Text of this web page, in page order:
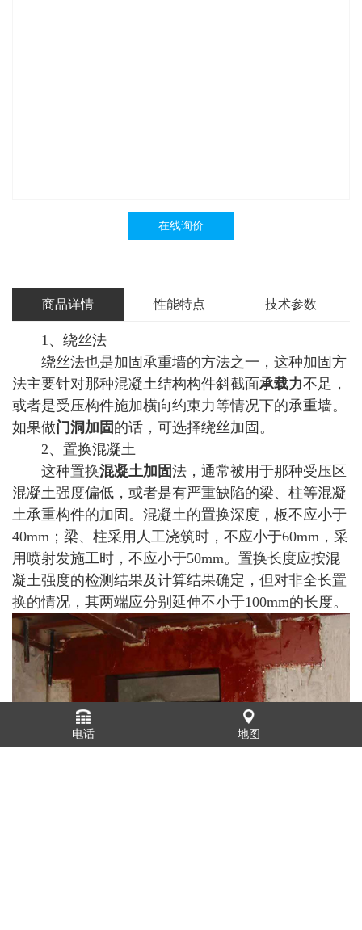
在线询价
商品详情 性能特点 技术参数
1、绕丝法
绕丝法也是加固承重墙的方法之一，这种加固方
法主要针对那种混凝土结构构件斜截面承载力不足，
或者是受压构件施加横向约束力等情况下的承重墙。
如果做门洞加固 的话，可选择绕丝加固。
2、置换混凝土
这种置换混凝土加固法，通常被用于那种受压区
混凝土强度偏低，或者是有严重缺陷的梁、柱等混凝
土承重构件的加固。混凝土的置换深度，板不应小于
40mm；梁、柱采用人工浇筑时，不应小于60mm，采
用喷射发施工时，不应小于50mm。置换长度应按混
凝土强度的检测结果及计算结果确定，但对非全长置
换的情况，其两端应分别延伸不小于100mm的长度。
电话 地图